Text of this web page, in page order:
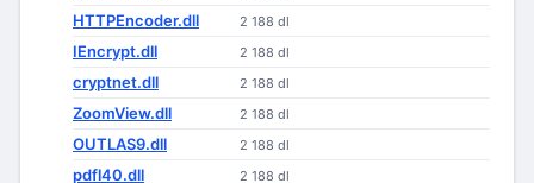
HTTPEncoder.dll 2 188 dl
IEncrypt.dll 2 188 dl
cryptnet.dll 2 188 dl
ZoomView.dll 2 188 dl
OUTLAS9.dll 2 188 dl
pdfl40.dll 2 188 dl